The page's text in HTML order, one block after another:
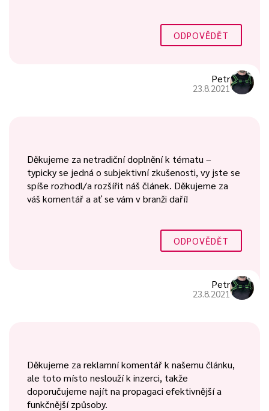
ODPOVĚDĚT
Petr
23.8.2021
Děkujeme za netradiční doplnění k tématu –
typicky se jedná o subjektivní zkušenosti, vy jste se
spíše rozhodl/a rozšířit náš článek. Děkujeme za
váš komentář a ať se vám v branži daří!
ODPOVĚDĚT
Petr
23.8.2021
Děkujeme za reklamní komentář k našemu článku,
ale toto místo neslouží k inzerci, takže
doporučujeme najít na propagaci efektivnější a
funkčnější způsoby.